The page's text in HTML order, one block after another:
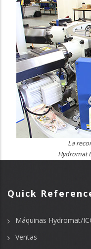
La
Hydromat
Quick
Máquinas Hydromat/
Ventas